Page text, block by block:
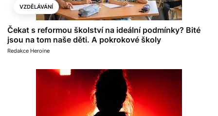
VZDĚLÁVÁNÍ
Čekat s reformou školství na ideální podmínky? Bité
jsou na tom naše děti. A pokrokové školy
Redakce Heroine